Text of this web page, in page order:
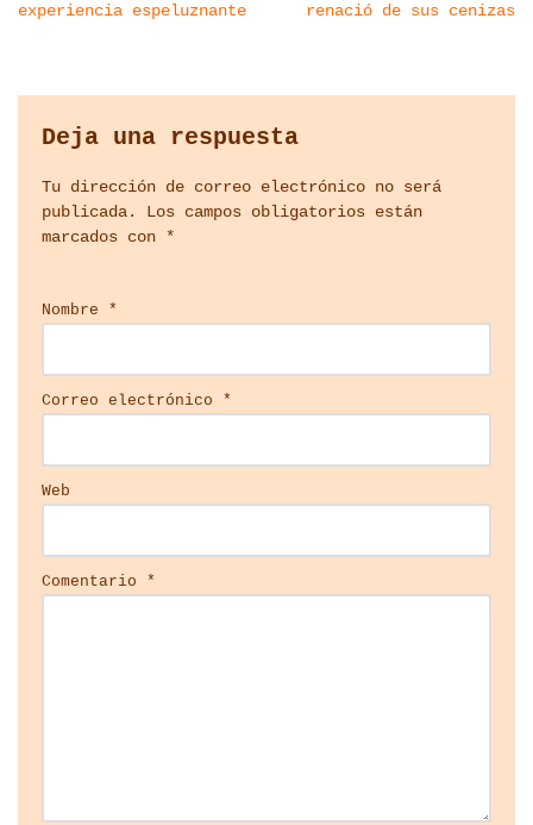
experiencia espeluznante
renació de sus cenizas
Deja una respuesta
Tu dirección de correo electrónico no será
publicada.
Los campos obligatorios están
marcados con *
Nombre *
Correo electrónico *
Web
Comentario *